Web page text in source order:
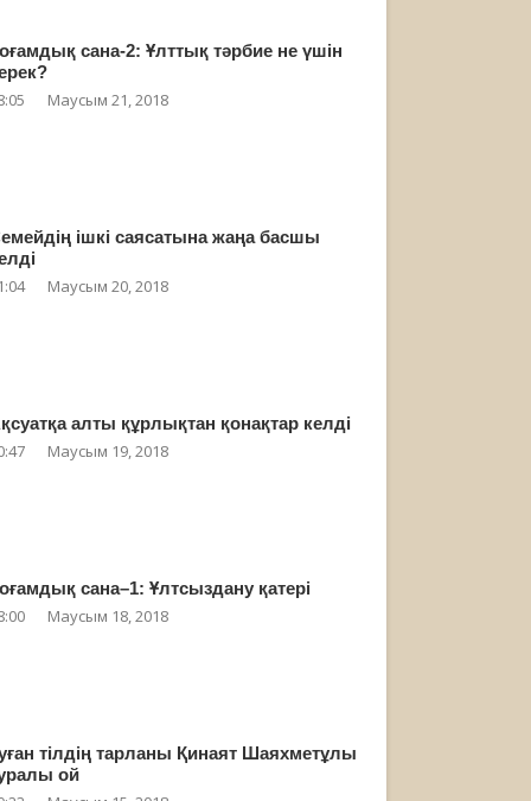
сана-2: Ұлттық тәрбие не үшін
Маусым 21, 2018
ішкі саясатына жаңа басшы
Маусым 20, 2018
алты құрлықтан қонақтар келді
Маусым 19, 2018
сана–1: Ұлтсыздану қатері
Маусым 18, 2018
тілдің тарланы Қинаят Шаяхметұлы
ой